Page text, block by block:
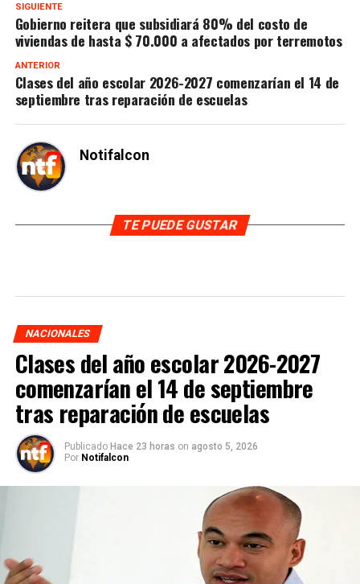
SIGUIENTE
Gobierno reitera que subsidiará 80% del costo de
viviendas de hasta $ 70.000 a afectados por terremotos
ANTERIOR
Clases del año escolar 2026-2027 comenzarían el 14 de
septiembre tras reparación de escuelas
Notifalcon
TE PUEDE GUSTAR
NACIONALES
Clases del año escolar 2026-2027
comenzarían el 14 de septiembre
tras reparación de escuelas
Publicado Hace 23 horas on agosto 5, 2026
Por Notifalcon